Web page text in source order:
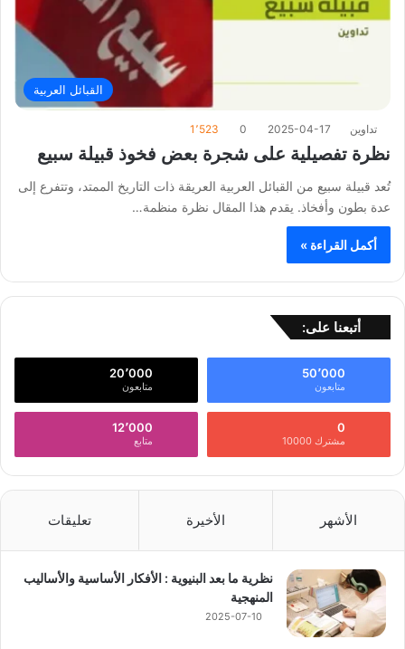
القبائل العربية
تداوين 2025-04-17
0 1٬523
نظرة تفصيلية على شجرة بعض فخوذ قبيلة سبيع
تُعد قبيلة سبيع من القبائل العربية العريقة ذات التاريخ الممتد، وتتفرع إلى
عدة بطون وأفخاذ. يقدم هذا المقال نظرة منظمة…
أكمل القراءة »
أتبعنا على:
50٬000
متابعون
20٬000
متابعون
0
مشترك 10000
12٬000
متابع
الأشهر الأخيرة تعليقات
نظرية ما بعد البنيوية : الأفكار الأساسية والأساليب
المنهجية
2025-07-10